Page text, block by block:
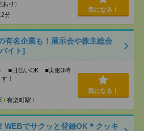
り）
分
気になる！
有名企業も！展示会や株主総会
イト]
■日払いOK ■実働3時
！
/ 有楽町駅 / …
気になる！
WEBでサクッと登録OK＊クッキ